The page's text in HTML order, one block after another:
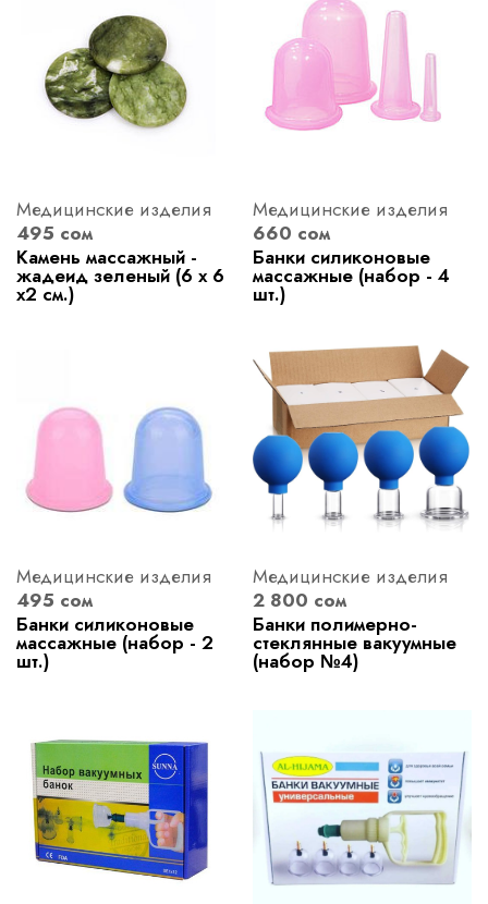
Медицинские изделия
495 сом
Камень массажный -
жадеид зеленый (6 х 6
х2 см.)
Медицинские изделия
660 сом
Банки силиконовые
массажные (набор - 4
шт.)
Медицинские изделия
495 сом
Банки силиконовые
массажные (набор - 2
шт.)
Медицинские изделия
2 800 сом
Банки полимерно-
стеклянные вакуумные
(набор №4)